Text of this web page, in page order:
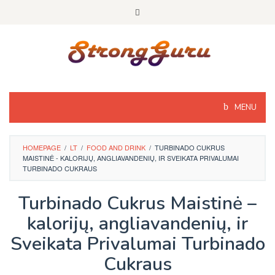
MENU
HOMEPAGE / LT / FOOD AND DRINK / TURBINADO CUKRUS
MAISTINĖ - KALORIJŲ, ANGLIAVANDENIŲ, IR SVEIKATA PRIVALUMAI
TURBINADO CUKRAUS
Turbinado Cukrus Maistinė –
kalorijų, angliavandenių, ir
Sveikata Privalumai Turbinado
Cukraus